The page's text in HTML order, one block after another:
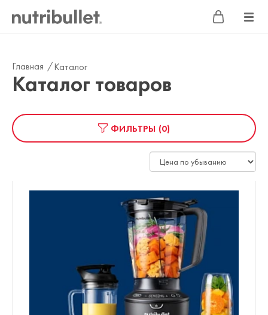
Главная /Каталог
Каталог товаров
ФИЛЬТРЫ (0)